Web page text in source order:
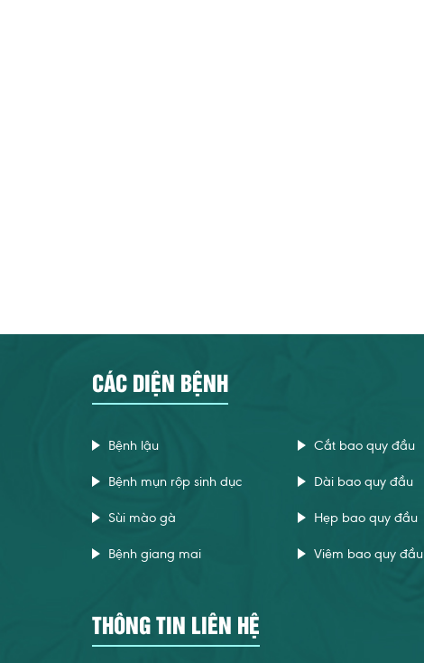
CÁC DIỆN BỆNH
Bệnh lậu
Bệnh mụn rộp sinh dục
Sùi mào gà
Bệnh giang mai
Cắt bao quy đầu
Dài bao quy đầu
Hẹp bao quy đầu
Viêm bao quy đầu
THÔNG TIN LIÊN HỆ